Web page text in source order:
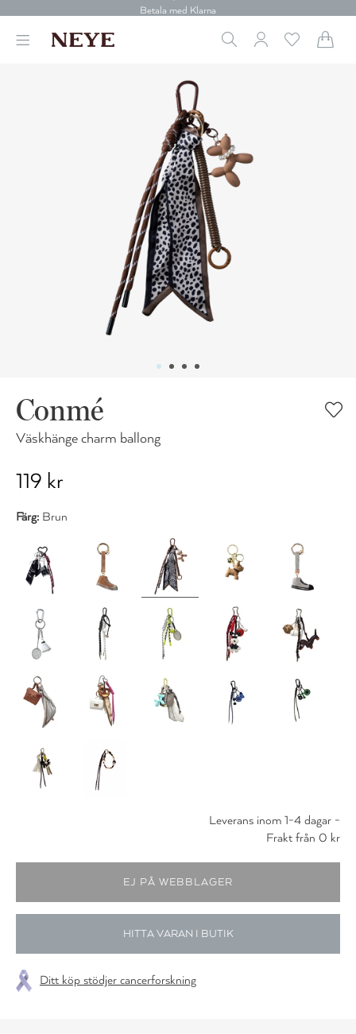
30 dagars retur
Leverans 1-4 arbetsdagar
30 dagars retur
Betala med Klarna
Conmé
Väskhänge charm ballong
119 kr
Färg: Brun
Leverans inom 1-4 dagar -
Frakt från 0 kr
HITTA VARAN I BUTIK
Ditt köp stödjer cancerforskning